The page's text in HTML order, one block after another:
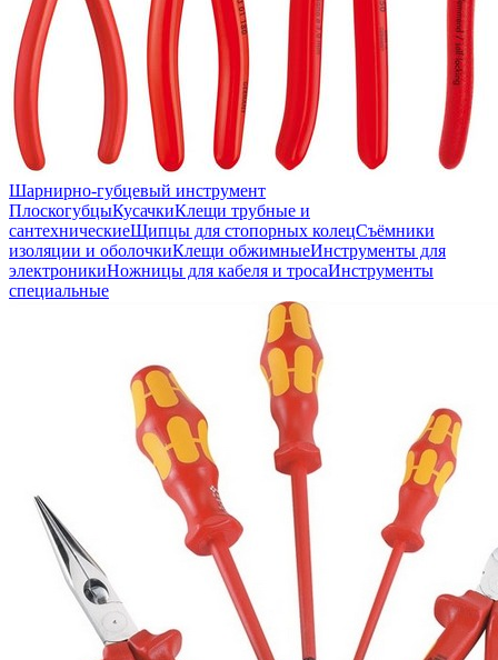
Шарнирно-губцевый инструмент
ПлоскогубцыКусачкиКлещи трубные и
сантехническиеЩипцы для стопорных колецСъёмники
изоляции и оболочкиКлещи обжимныеИнструменты для
электроникиНожницы для кабеля и тросаИнструменты
специальные